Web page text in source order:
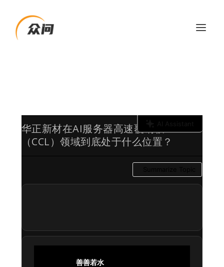
华正新材在AI服务器高速覆铜板
（CCL）领域到底处于什么位置？
善善若水